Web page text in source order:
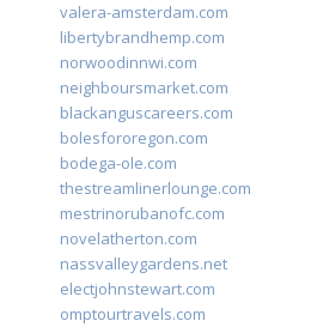
valera-amsterdam.com
libertybrandhemp.com
norwoodinnwi.com
neighboursmarket.com
blackanguscareers.com
bolesfororegon.com
bodega-ole.com
thestreamlinerlounge.com
mestrinorubanofc.com
novelatherton.com
nassvalleygardens.net
electjohnstewart.com
omptourtravels.com